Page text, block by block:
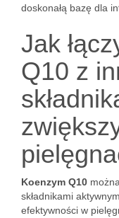
doskonałą bazę dla
Jak
Q10 z
Koenzym Q10
składnikami
efektywności w